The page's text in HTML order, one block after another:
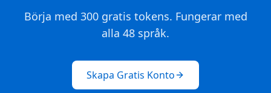
Börja med 300 gratis tokens. Fungerar med
alla 48 språk.
Skapa Gratis Konto